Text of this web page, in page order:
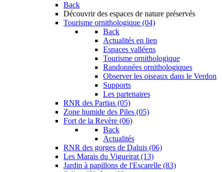
Back
Découvrir des espaces de nature préservés
Tourisme ornithologique (04)
Back
Actualités en lien
Espaces valléens
Tourisme ornithologique
Randonnées ornithologiques
Observer les oiseaux dans le Verdon
Supports
Les partenaires
RNR des Partias (05)
Zone humide des Piles (05)
Fort de la Revère (06)
Back
Actualités
RNR des gorges de Daluis (06)
Les Marais du Vigueirat (13)
Jardin à papillons de l'Escarelle (83)